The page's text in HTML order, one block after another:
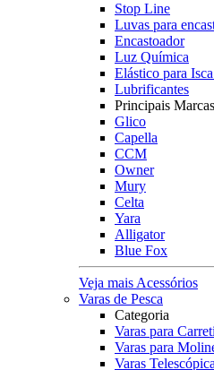
Stop Line
Luvas para
Encastoador
Luz Química
Elástico para
Lubrificantes
Principais Marcas
Glico
Capella
CCM
Owner
Mury
Celta
Yara
Alligator
Blue Fox
Veja mais Acessórios
Varas de Pesca
Categoria
Varas para
Varas para
Varas Telescópica